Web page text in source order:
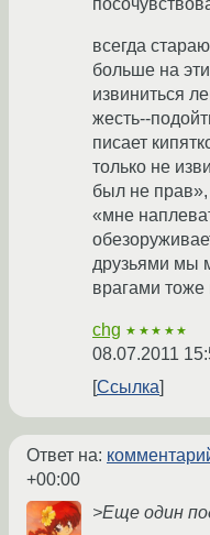
всегда
больше на
извиниться
жесть--
писает
только не
был не прав»,
«мне
друзьями мы
врагами тоже
chg ★★★★★
08.07.2011
Ссылка
Ответ на:
+00:00
>Еще один